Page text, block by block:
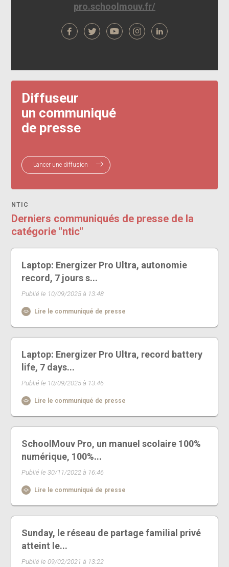
pro.schoolmouv.fr/
Diffuseur
un communiqué
de presse
Lancer une diffusion
NTIC
Derniers communiqués de presse de la
catégorie "ntic"
Laptop: Energizer Pro Ultra, autonomie
record, 7 jours s...
Publié le 10/09/2025 à 13:48
Lire le communiqué de presse
Laptop: Energizer Pro Ultra, record battery
life, 7 days...
Publié le 10/09/2025 à 13:46
Lire le communiqué de presse
SchoolMouv Pro, un manuel scolaire 100%
numérique, 100%...
Publié le 30/11/2022 à 16:46
Lire le communiqué de presse
Sunday, le réseau de partage familial privé
atteint le...
Publié le 09/02/2021 à 13:22